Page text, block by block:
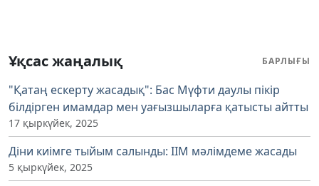
Ұқсас жаңалық БАРЛЫҒЫ
"Қатаң ескерту жасадық": Бас Мүфти даулы пікір
білдірген имамдар мен уағызшыларға қатысты айтты
17 қыркүйек, 2025
Діни киімге тыйым салынды: ІІМ мәлімдеме жасады
5 қыркүйек, 2025